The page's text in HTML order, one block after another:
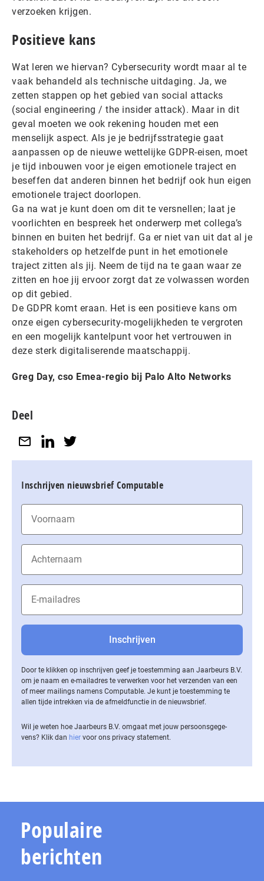
verzoeken krijgen.
Positieve kans
Wat leren we hiervan? Cybersecurity wordt maar al te
vaak behandeld als technische uitdaging. Ja, we
zetten stappen op het gebied van social attacks
(social engineering / the insider attack). Maar in dit
geval moeten we ook rekening houden met een
menselijk aspect. Als je je bedrijfsstrategie gaat
aanpassen op de nieuwe wettelijke GDPR-eisen, moet
je tijd inbouwen voor je eigen emotionele traject en
beseffen dat anderen binnen het bedrijf ook hun eigen
emotionele traject doorlopen.
Ga na wat je kunt doen om dit te versnellen; laat je
voorlichten en bespreek het onderwerp met collega’s
binnen en buiten het bedrijf. Ga er niet van uit dat al je
stakeholders op hetzelfde punt in het emotionele
traject zitten als jij. Neem de tijd na te gaan waar ze
zitten en hoe jij ervoor zorgt dat ze volwassen worden
op dit gebied.
De GDPR komt eraan. Het is een positieve kans om
onze eigen cybersecurity-mogelijkheden te vergroten
en een mogelijk kantelpunt voor het vertrouwen in
deze sterk digitaliserende maatschappij.
Greg Day, cso Emea-regio bij Palo Alto Networks
Deel
Inschrijven nieuwsbrief Computable
Door te klikken op inschrijven geef je toestemming aan Jaarbeurs B.V.
om je naam en e-mailadres te verwerken voor het verzenden van een
of meer mailings namens Computable. Je kunt je toestemming te
allen tijde intrekken via de af­meld­func­tie in de nieuwsbrief.
Wil je weten hoe Jaarbeurs B.V. omgaat met jouw per­soons­ge­ge­
vens? Klik dan hier voor ons privacy statement.
Populaire
berichten